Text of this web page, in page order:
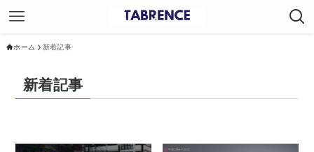
ホーム 新着記事
新着記事